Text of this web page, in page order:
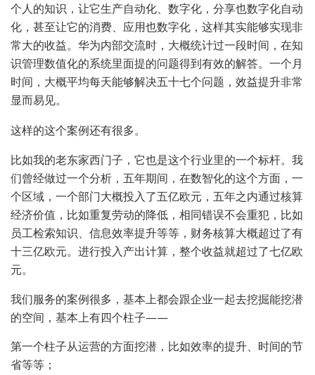
个人的知识，让它生产自动化、数字化，分享也数字化自动
化，甚至让它的消费、应用也数字化，这样其实能够实现非
常大的收益。华为内部交流时，大概统计过一段时间，在知
识管理数值化的系统里面提的问题得到有效的解答。一个月
时间，大概平均每天能够解决五十七个问题，效益提升非常
显而易见。
这样的这个案例还有很多。
比如我的老东家西门子，它也是这个行业里的一个标杆。我
们曾经做过一个分析，五年期间，在数智化的这个方面，一
个区域，一个部门大概投入了五亿欧元，五年之内通过核算
经济价值，比如重复劳动的降低，相同错误不会重犯，比如
员工检索知识、信息效率提升等等，财务核算大概超过了有
十三亿欧元。进行投入产出计算，整个收益就超过了七亿欧
元。
我们服务的案例很多，基本上都会跟企业一起去挖掘能挖潜
的空间，基本上有四个柱子——
第一个柱子从运营的方面挖潜，比如效率的提升、时间的节
省等等；